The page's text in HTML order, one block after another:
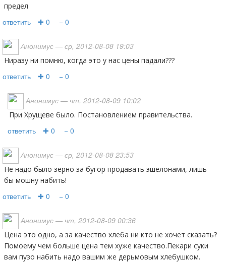
предел
ответить ✚ 0 − 0
Анонимус — ср, 2012-08-08 19:03
Ниразу ни помню, когда это у нас цены падали???
ответить ✚ 0 − 0
Анонимус — чт, 2012-08-09 10:02
При Хрущеве было. Постановлением правительства.
ответить ✚ 0 − 0
Анонимус — ср, 2012-08-08 23:53
Не надо было зерно за бугор продавать эшелонами, лишь
бы мошну набить!
ответить ✚ 0 − 0
Анонимус — чт, 2012-08-09 00:36
цена это одно, а за качество хлеба ни кто не хочет сказать?
Помоему чем больше цена тем хуже качество.Пекари суки
вам пузо набить надо вашим же дерьмовым хлебушком.